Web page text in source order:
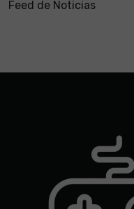
Feed de Noticias